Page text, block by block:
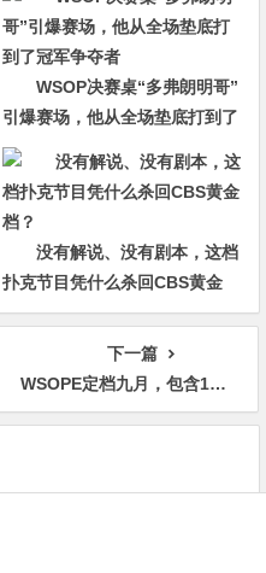
WSOP决赛桌“多弗朗明哥”
引爆赛场，他从全场垫底打到了
冠军争夺者
没有解说、没有剧本，这档
扑克节目凭什么杀回CBS黄金
档？
下一篇
WSOPE定档九月，包含15场金手链赛事，主赛保底500万欧元！